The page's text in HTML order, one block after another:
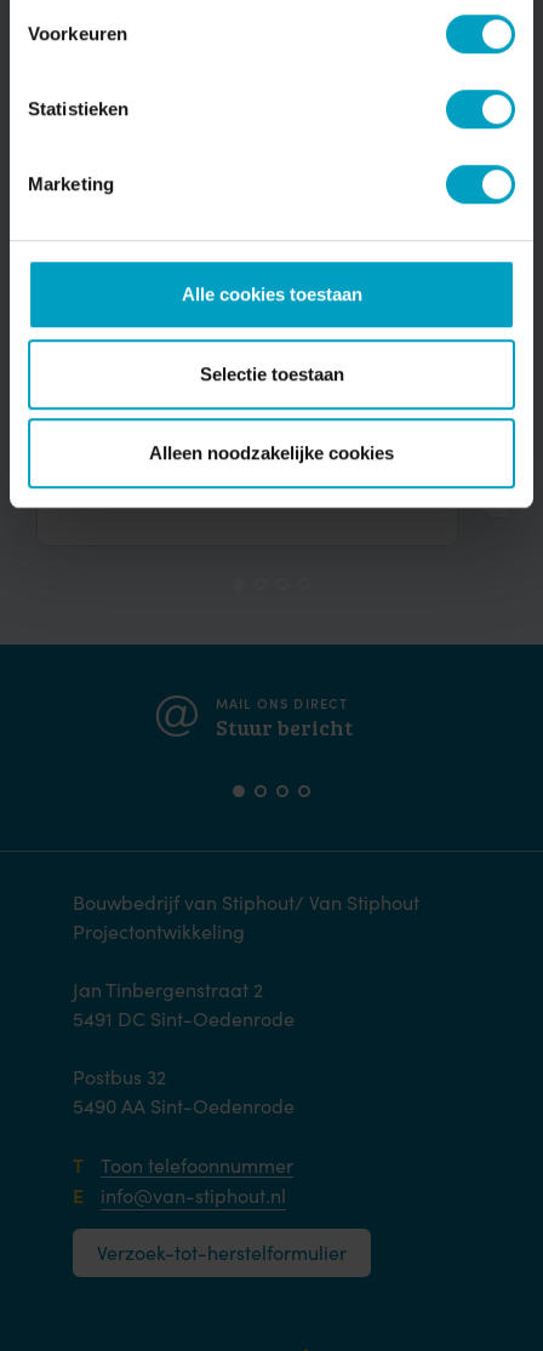
Voorkeuren
Statistieken
Marketing
Alle cookies toestaan
Selectie toestaan
Alleen noodzakelijke cookies
Tussentijdse update Hoefpad
Bekijken
MAIL ONS DIRECT
Stuur bericht
Bouwbedrijf van Stiphout/ Van Stiphout
Projectontwikkeling
Jan Tinbergenstraat 2
5491 DC Sint-Oedenrode
Postbus 32
5490 AA Sint-Oedenrode
T Toon telefoonnummer
E info@van-stiphout.nl
Verzoek-tot-herstelformulier